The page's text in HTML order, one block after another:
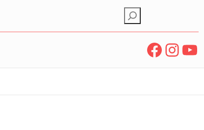
E
t
Facebook Instagram YouTube